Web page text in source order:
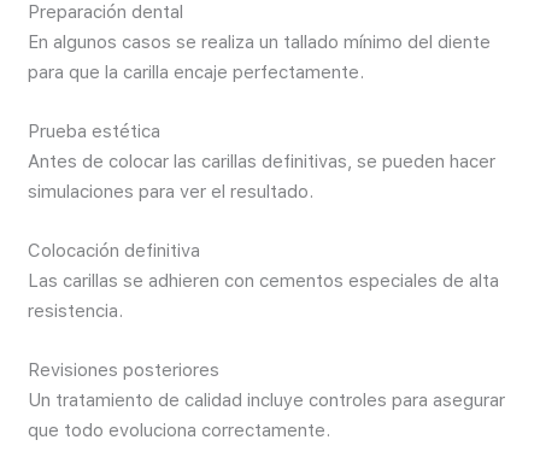
Preparación dental
En algunos casos se realiza un tallado mínimo del diente
para que la carilla encaje perfectamente.
Prueba estética
Antes de colocar las carillas definitivas, se pueden hacer
simulaciones para ver el resultado.
Colocación definitiva
Las carillas se adhieren con cementos especiales de alta
resistencia.
Revisiones posteriores
Un tratamiento de calidad incluye controles para asegurar
que todo evoluciona correctamente.